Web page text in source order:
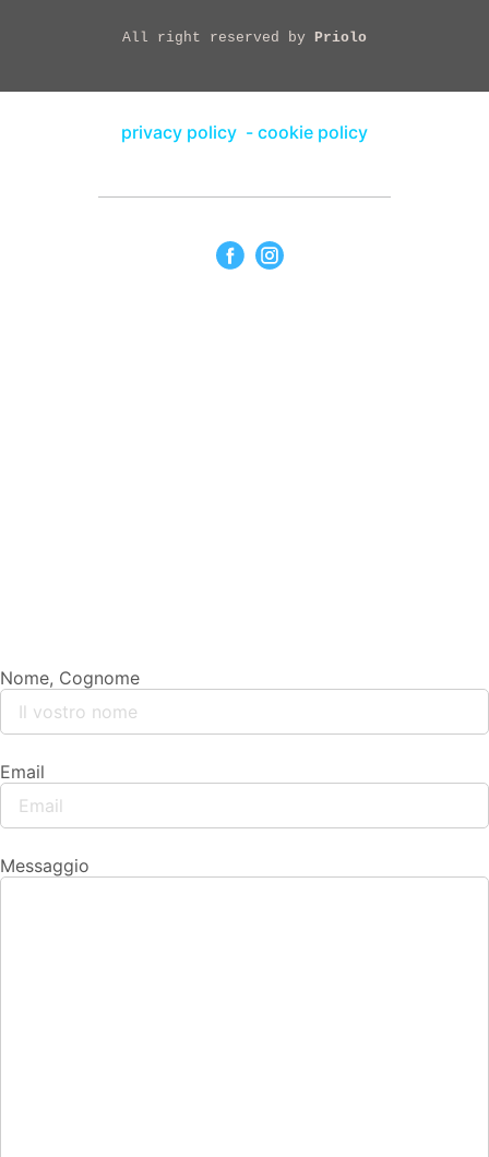
All right reserved by Priolo
privacy policy - cookie policy
Nome, Cognome
Email
Messaggio